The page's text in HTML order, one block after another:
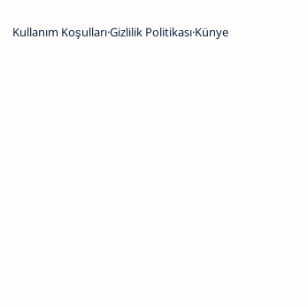
Kullanım KoşullarıGizlilik Politikası Künye